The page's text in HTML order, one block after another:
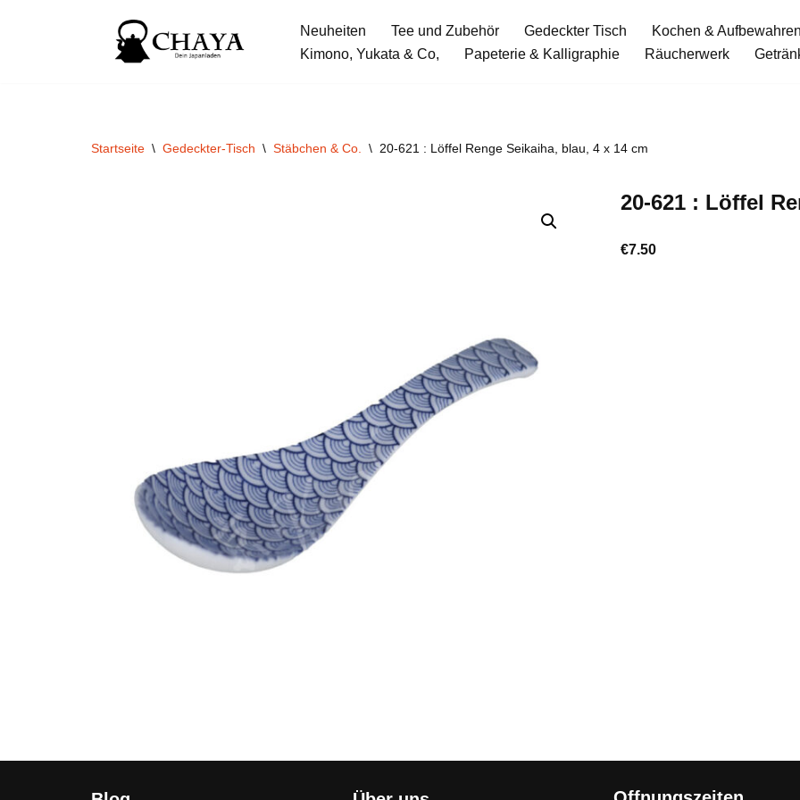
Neuheiten Tee und Zubehör Gedeckter Tisch Kochen & Aufbewahren
Kimono, Yukata & Co,
Papeterie & Kalligraphie Räucherwerk
Startseite \ Gedeckter-Tisch \ Stäbchen & Co. \ 20-621 : Löffel Renge Seikaiha, blau, 4 x 14 cm
20-621 : Löffel
€7.50